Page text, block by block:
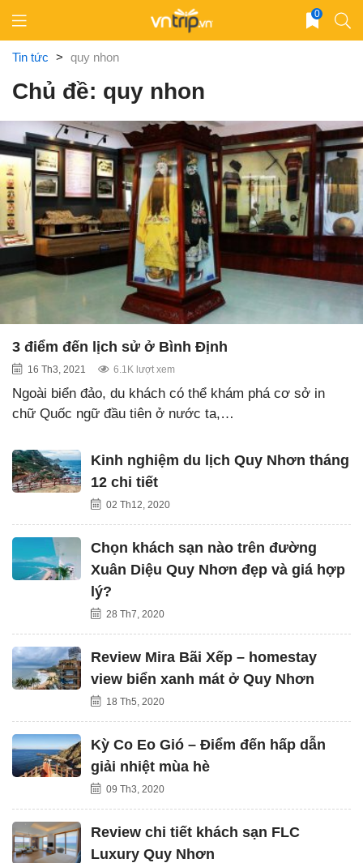
content
0
Tin tức > quy nhon
Chủ đề: quy nhon
3 điểm đến lịch sử ở Bình Định
16 Th3, 2021 6.1K lượt xem
Ngoài biển đảo, du khách có thể khám phá cơ sở in
chữ Quốc ngữ đầu tiên ở nước ta,…
Kinh nghiệm du lịch Quy Nhơn tháng
12 chi tiết
02 Th12, 2020
Chọn khách sạn nào trên đường
Xuân Diệu Quy Nhơn đẹp và giá hợp
lý?
28 Th7, 2020
Review Mira Bãi Xếp – homestay
view biển xanh mát ở Quy Nhơn
18 Th5, 2020
Kỳ Co Eo Gió – Điểm đến hấp dẫn
giải nhiệt mùa hè
09 Th3, 2020
Review chi tiết khách sạn FLC
Luxury Quy Nhơn